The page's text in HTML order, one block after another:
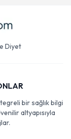
Diyet
bir sağlık bilgi
altyapısıyla